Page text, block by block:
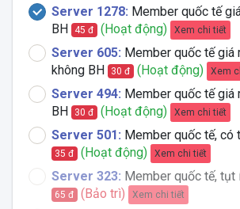
Server 1278: Member quốc tế
BH
45 đ (Hoạt động) Xem chi tiết
Server 605: Member quốc tế giá
không BH
30 đ (Hoạt động) Xem
Server 494: Member quốc tế giá
BH
30 đ (Hoạt động) Xem chi tiết
Server 501: Member quốc tế, có
35 đ (Hoạt động) Xem chi tiết
Server 323: Member quốc tế, tụt
65 đ (Bảo trì) Xem chi tiết